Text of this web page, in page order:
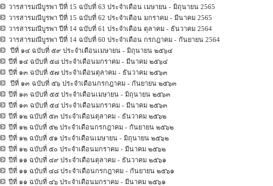
วารสารมณีบูรพา ปีที่ 15 ฉบับที่ 63 ประจำเดือน เมษายน - มิถุนายน 2565
วารสารมณีบูรพา ปีที่ 15 ฉบับที่ 62 ประจำเดือน มกราคม - มีนาคม 2565
วารสารมณีบูรพา ปีที่ 14 ฉบับที่ 61 ประจำเดือน ตุลาคม - ธันวาคม 2564
วารสารมณีบูรพา ปีที่ 14 ฉบับที่ 60 ประจำเดือน กรกฎาคม - กันยายน 2564
ปีที่ ๑๔ ฉบับที่ ๕๙ ประจำเดือนเมษายน - มิถุนายน ๒๕๖๔
ปีที่ ๑๔ ฉบับที่ ๕๘ ประจำเดือนมกราคม - มีนาคม ๒๕๖๔
ปีที่ ๑๓ ฉบับที่ ๕๗ ประจำเดือนตุลาคม - ธันวาคม ๒๕๖๓
ปีที่ ๑๓ ฉบับที่ ๕๖ ประจำเดือนกรกฎาคม - กันยายน ๒๕๖๓
ปีที่ ๑๓ ฉบับที่ ๕๕ ประจำเดือนเมษายน - มิถุนายน ๒๕๖๓
ปีที่ ๑๓ ฉบับที่ ๕๔ ประจำเดือนมกราคม - มีนาคม ๒๕๖๓
ปีที่ ๑๒ ฉบับที่ ๕๓ ประจำเดือนตุลาคม - ธันวาคม ๒๕๖๒
ปีที่ ๑๒ ฉบับที่ ๕๒ ประจำเดือนกรกฎาคม - กันยายน ๒๕๖๒
ปีที่ ๑๒ ฉบับที่ ๕๑ ประจำเดือนเมษายน - มิถุนายน ๒๕๖๒
ปีที่ ๑๒ ฉบับที่ ๕๐ ประจำเดือนมกราคม - มีนาคม ๒๕๖๒
ปีที่ ๑๑ ฉบับที่ ๔๙ ประจำเดือนตุลาคม - ธันวาคม ๒๕๖๑
ปีที่ ๑๑ ฉบับที่ ๔๘ ประจำเดือนกรกฎาคม - กันยายน ๒๕๖๑
ปีที่ ๑๑ ฉบับที่ ๔๖ ประจำเดือนมกราคม - มีนาคม ๒๕๖๑